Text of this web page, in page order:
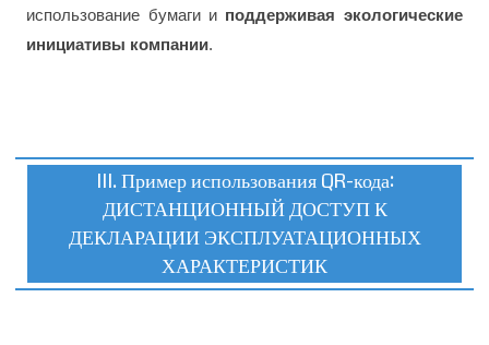
использование бумаги и поддерживая экологические
инициативы компании.
III. Пример использования QR-кода:
ДИСТАНЦИОННЫЙ ДОСТУП К
ДЕКЛАРАЦИИ ЭКСПЛУАТАЦИОННЫХ
ХАРАКТЕРИСТИК